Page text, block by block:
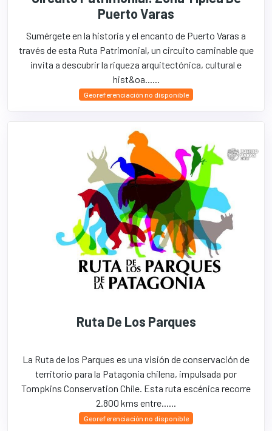
Puerto Varas
Sumérgete en la historia y el encanto de Puerto Varas a
través de esta Ruta Patrimonial, un circuito caminable que
invita a descubrir la riqueza arquitectónica, cultural e
hist&oa......
Georeferenciación no disponible
Ruta De Los Parques
La Ruta de los Parques es una visión de conservación de
territorio para la Patagonia chilena, impulsada por
Tompkins Conservation Chile. Esta ruta escénica recorre
2.800 kms entre......
Georeferenciación no disponible